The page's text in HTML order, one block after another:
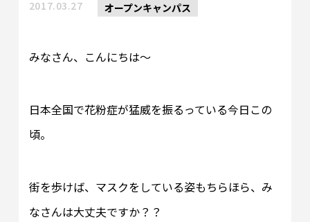
2017.03.27 オープンキャンパス
みなさん、こんにちは～
日本全国で花粉症が猛威を振るっている今日この
頃。
街を歩けば、マスクをしている姿もちらほら、み
なさんは大丈夫ですか？？